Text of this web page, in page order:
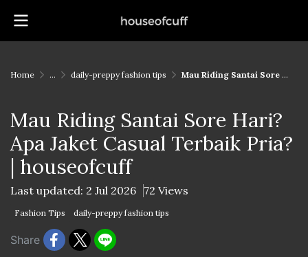
Home ... daily-preppy fashion tips Mau Riding Santai Sore Hari? Apa Jaket Casual Terbaik Pria? | houseofcuff
Mau Riding Santai Sore Hari?
Apa Jaket Casual Terbaik Pria?
| houseofcuff
Last updated: 2 Jul 2026 72 Views
Fashion Tips daily-preppy fashion tips
Share